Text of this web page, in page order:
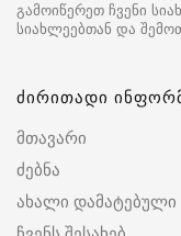
გამოიწერეთ ჩვენი
სიახლეებთან და
ძირითადი
მთავარი
ძებნა
ახალი დამატებული